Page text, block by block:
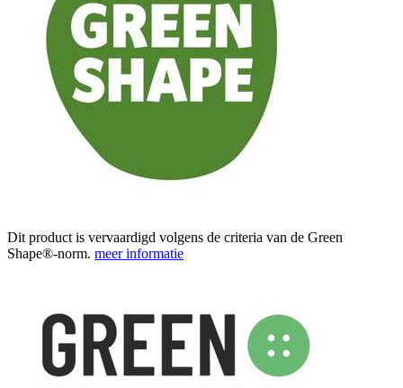
Dit product is vervaardigd volgens de criteria van de Green
Shape®-norm. meer informatie